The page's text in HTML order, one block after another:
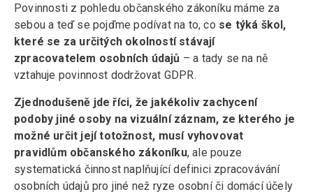
Povinnosti z pohledu občanského zákoníku máme za
sebou a teď se pojďme podívat na to, co se týká škol,
které se za určitých okolností stávají
zpracovatelem osobních údajů – a tady se na ně
vztahuje povinnost dodržovat GDPR.
Zjednodušeně jde říci, že jakékoliv zachycení
podoby jiné osoby na vizuální záznam, ze kterého je
možné určit její totožnost, musí vyhovovat
pravidlům občanského zákoníku, ale pouze
systematická činnost naplňující definici zpracovávání
osobních údajů pro jiné než ryze osobní či domácí účely